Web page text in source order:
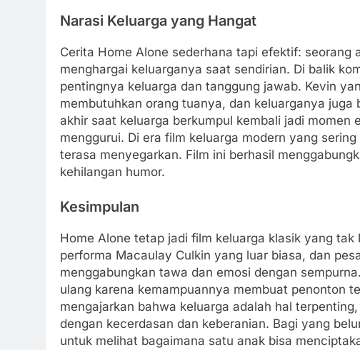
Narasi Keluarga yang Hangat
Cerita Home Alone sederhana tapi efektif: seorang
menghargai keluarganya saat sendirian. Di balik
pentingnya keluarga dan tanggung jawab. Kevin
membutuhkan orang tuanya, dan keluarganya
akhir saat keluarga berkumpul kembali jadi
menggurui. Di era film keluarga modern yang
terasa menyegarkan. Film ini berhasil
kehilangan humor.
Kesimpulan
Home Alone tetap jadi film keluarga klasik yang
performa Macaulay Culkin yang luar biasa, dan
menggabungkan tawa dan emosi dengan
ulang karena kemampuannya membuat penonton
mengajarkan bahwa keluarga adalah hal
dengan kecerdasan dan keberanian. Bagi yang
untuk melihat bagaimana satu anak bisa